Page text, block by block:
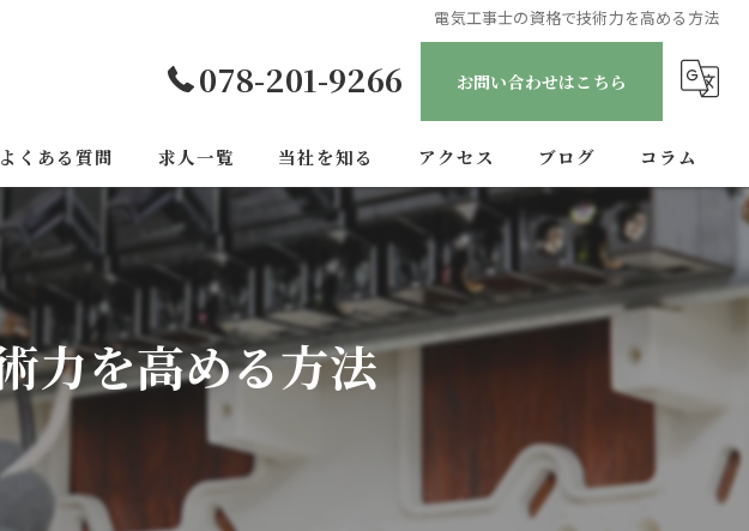
電気工事士の資格で技術力を高める方法
078-201-9266 お問い合わせはこちら
よくある質問 求人一覧 当社を知る
正社員
転職
未経験
アクセス ブログ コラム
力を高める方法